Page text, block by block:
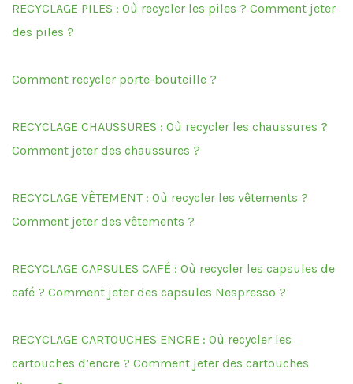
RECYCLAGE PILES : Où recycler les piles ? Comment jeter
des piles ?
Comment recycler porte-bouteille ?
RECYCLAGE CHAUSSURES : Où recycler les chaussures ?
Comment jeter des chaussures ?
RECYCLAGE VÊTEMENT : Où recycler les vêtements ?
Comment jeter des vêtements ?
RECYCLAGE CAPSULES CAFÉ : Où recycler les capsules de
café ? Comment jeter des capsules Nespresso ?
RECYCLAGE CARTOUCHES ENCRE : Où recycler les
cartouches d’encre ? Comment jeter des cartouches